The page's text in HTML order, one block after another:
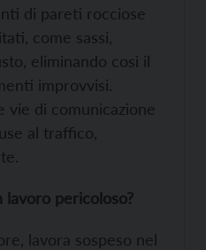
di pareti rocciose
come sassi,
eliminando così il
improvvisi.
di comunicazione
al traffico,
lavoro pericoloso?
lavora sospeso nel